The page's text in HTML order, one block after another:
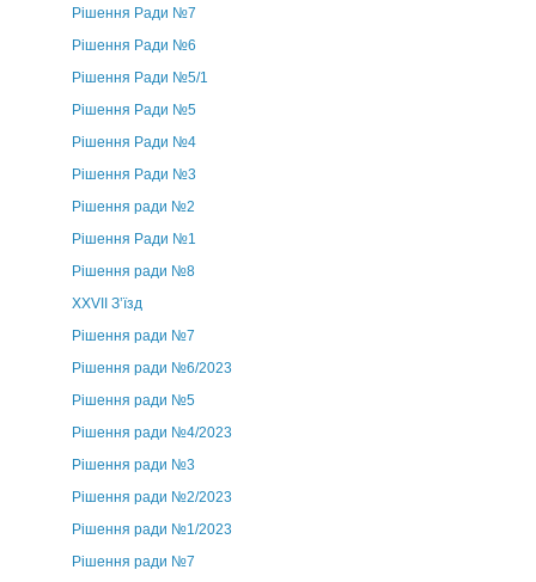
Рішення Ради №7
Рішення Ради №6
Рішення Ради №5/1
Рішення Ради №5
Рішення Ради №4
Рішення Ради №3
Рішення ради №2
Рішення Ради №1
Рішення ради №8
ХХVII З’їзд
Рішення ради №7
Рішення ради №6/2023
Рішення ради №5
Рішення ради №4/2023
Рішення ради №3
Рішення ради №2/2023
Рішення ради №1/2023
Рішення ради №7